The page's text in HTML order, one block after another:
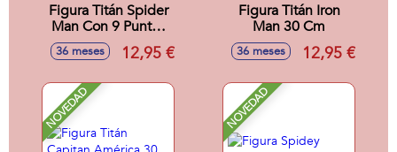
Figura Titán Spider
Man Con 9 Puntos
de Articulacion. 30
cm
36 meses 12,95 €
Figura Titán Iron
Man 30 Cm
36 meses 12,95 €
NOVEDAD NOVEDAD